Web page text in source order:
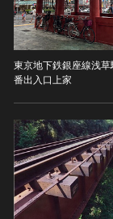
東京地下鉄銀座線浅草
番出入口上家
五代十国 [
宋 [中国]
元 [中国]
明 [中国]
木簡・木
骨角・牙
その他
絵図・地
その他
伝統芸能
文化財保存
地方指定文
NO
WORK（著